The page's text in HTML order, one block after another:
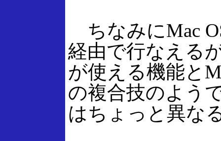
ちなみにMac
経由で行なえる
が使える機能と
の複合技のよう
はちょっと異な